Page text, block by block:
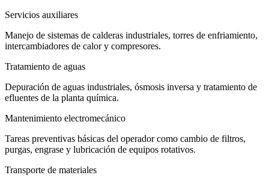
Servicios auxiliares
Manejo de sistemas de calderas industriales, torres de enfriamiento,
intercambiadores de calor y compresores.
Tratamiento de aguas
Depuración de aguas industriales, ósmosis inversa y tratamiento de
efluentes de la planta química.
Mantenimiento electromecánico
Tareas preventivas básicas del operador como cambio de filtros,
purgas, engrase y lubricación de equipos rotativos.
Transporte de materiales